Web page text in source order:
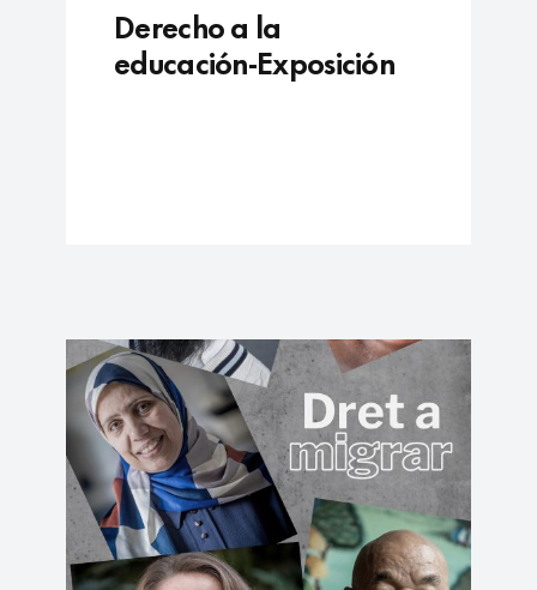
Derecho a la
educación-Exposición